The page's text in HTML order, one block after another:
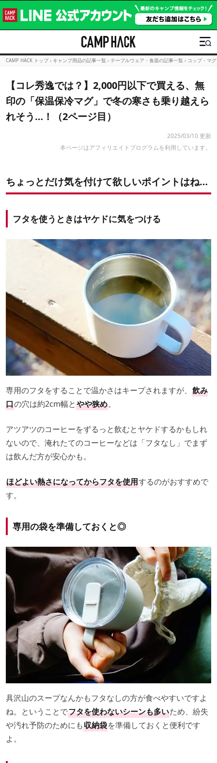
CAMP HACK トップ › キャンプ用品の記事一覧 › テーブルウェア・食器の記事一覧 › コップ・マ
【コレ秀逸では？】2,000円以下で買える、無
印の「保温保冷マグ」で冬の寒さも乗り越えら
れそう…！（2ページ目）
2025/03/10 更新
本ページはアフィリエイトプログラムを利用しています。
ちょっとだけ気を付けて欲しいポイントはね…
フタを使うときはヤケドに気をつける
専用のフタをすることで温かさはキープされますが、 飲み
口の穴は約2cm幅とやや狭め。
アツアツのコーヒーをずるっと飲むとヤケドするかもしれ
ないので、淹れたてのコーヒーなどは「フタなし」でまず
は飲んだ方が安心かも。
ほどよい熱さになってからフタを使用するのがおすすめで
す。
専用の袋を準備しておくと◎
具沢山のスープなんかもフタなしの方が食べやすいですよ
ね。ということでフタを使わないシーンも多いため、紛失
や汚れ予防のためにも収納袋を準備しておくと便利です
よ。